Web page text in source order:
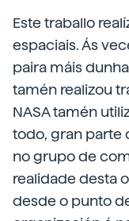
Este traballo
espaciais. Ás
paira máis
tamén realizou
NASA tamén
todo, gran parte
no grupo de
realidade desta
desde o punto